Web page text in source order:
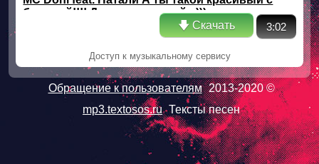
бородой!!!! Да, в курсе какой я)))
🡇 Скачать
3:02
Доступ к музыкальному сервису
Обращение к пользователям 2013-2020 ©
mp3.textosos.ru Тексты песен